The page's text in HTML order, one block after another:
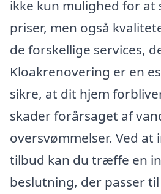
ikke kun mulighed for at
priser, men også
de forskellige services,
Kloakrenovering er en
sikre, at dit hjem
skader forårsaget af
oversvømmelser. Ved
tilbud kan du træffe en
beslutning, der passer